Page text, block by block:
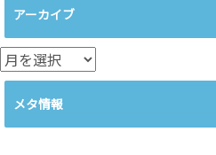
ー
アーカイブ
ア
ー
メタ情報